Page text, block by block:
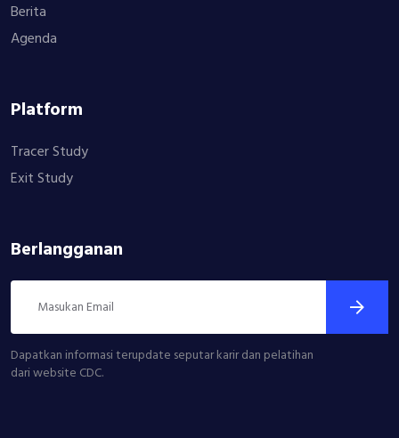
Berita
Agenda
Platform
Tracer Study
Exit Study
Berlangganan
Dapatkan informasi terupdate seputar karir dan pelatihan
dari website CDC.